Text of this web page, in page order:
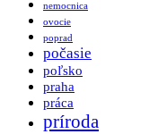
nemocnica
ovocie
poprad
počasie
poľsko
praha
práca
príroda